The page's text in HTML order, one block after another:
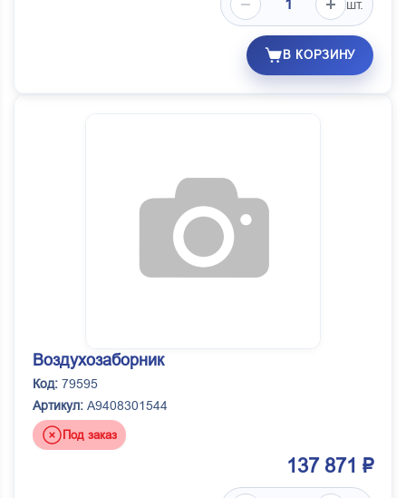
шт.
В КОРЗИНУ
Воздухозаборник
Код: 79595
Артикул: A9408301544
Под заказ
137 871 ₽